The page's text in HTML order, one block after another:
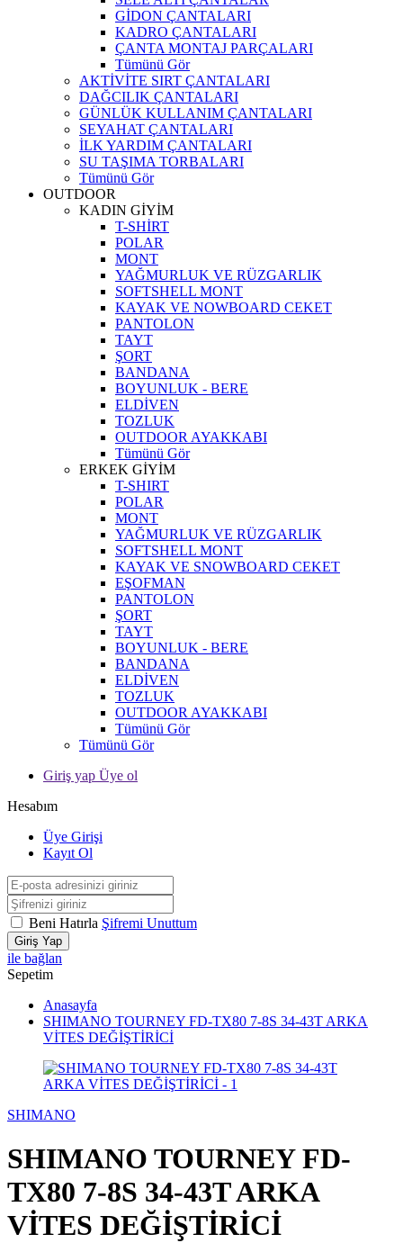
GİDON ÇANTALARI
KADRO ÇANTALARI
ÇANTA MONTAJ PARÇALARI
Tümünü Gör
AKTİVİTE SIRT ÇANTALARI
DAĞCILIK ÇANTALARI
GÜNLÜK KULLANIM ÇANTALARI
SEYAHAT ÇANTALARI
İLK YARDIM ÇANTALARI
SU TAŞIMA TORBALARI
Tümünü Gör
OUTDOOR
KADIN GİYİM
T-SHİRT
POLAR
MONT
YAĞMURLUK VE RÜZGARLIK
SOFTSHELL MONT
KAYAK VE NOWBOARD CEKET
PANTOLON
TAYT
ŞORT
BANDANA
BOYUNLUK - BERE
ELDİVEN
TOZLUK
OUTDOOR AYAKKABI
Tümünü Gör
ERKEK GİYİM
T-SHIRT
POLAR
MONT
YAĞMURLUK VE RÜZGARLIK
SOFTSHELL MONT
KAYAK VE SNOWBOARD CEKET
EŞOFMAN
PANTOLON
ŞORT
TAYT
BOYUNLUK - BERE
BANDANA
ELDİVEN
TOZLUK
OUTDOOR AYAKKABI
Tümünü Gör
Tümünü Gör
Giriş yap Üye ol
Hesabım
Üye Girişi
Kayıt Ol
Beni Hatırla Şifremi Unuttum
Giriş Yap
ile bağlan
Sepetim
Anasayfa
SHIMANO TOURNEY FD-TX80 7-8S 34-43T ARKA
VİTES DEĞİŞTİRİCİ
SHIMANO
SHIMANO TOURNEY FD-
TX80 7-8S 34-43T ARKA
VİTES DEĞİŞTİRİCİ